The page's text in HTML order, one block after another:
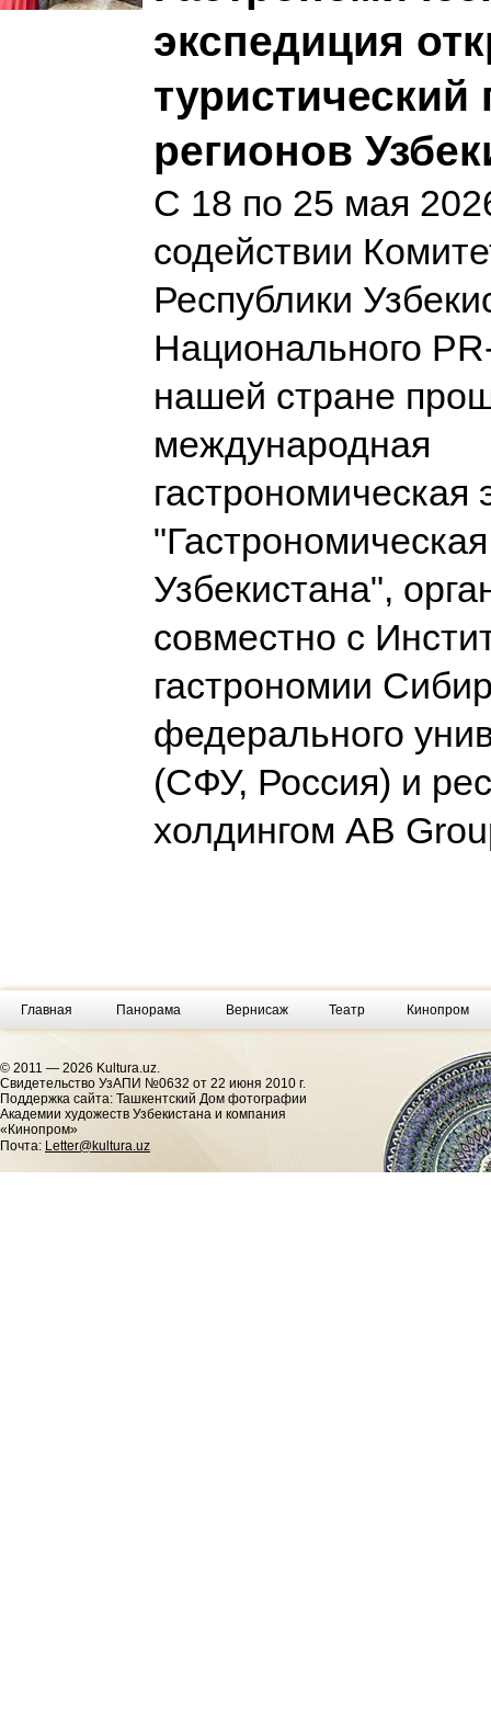
экспедиция
туристический
регионов
С 18 по 25 мая
содействии
Республики
Национального
нашей стране
международная
гастрономическая
Узбекистана",
совместно с
гастрономии
федерального
(СФУ, Россия) и
холдингом AB
Главная Панорама Вернисаж Театр Кинопром
© 2011 — 2026 Kultura.uz.
Cвидетельство УзАПИ №0632 от 22 июня 2010 г.
Поддержка сайта: Ташкентский Дом фотографии
Академии художеств Узбекистана и компания
«Кинопром»
Почта: Letter@kultura.uz